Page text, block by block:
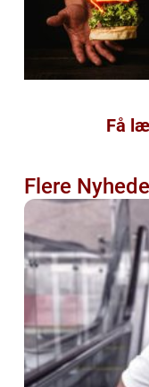
Få
Flere